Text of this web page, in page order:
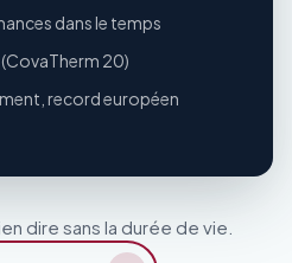
dans le temps
20)
record européen
dire sans la durée de vie.